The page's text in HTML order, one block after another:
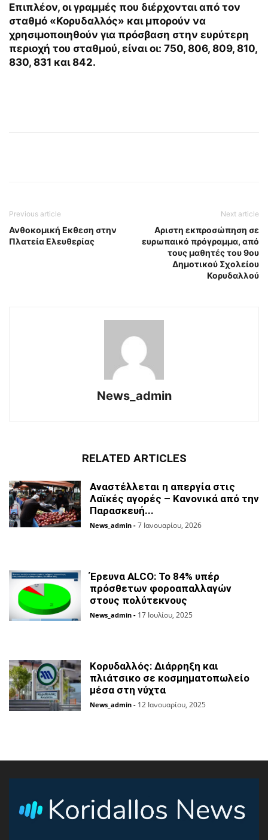
Επιπλέον, οι γραμμές που διέρχονται από τον
σταθμό «Κορυδαλλός» και μπορούν να
χρησιμοποιηθούν για πρόσβαση στην ευρύτερη
περιοχή του σταθμού, είναι οι: 750, 806, 809, 810,
830, 831 και 842.
Previous article
Ανθοκομική Εκθεση στην
Πλατεία Ελευθερίας
Next article
Αριστη εκπροσώπηση σε
ευρωπαικό πρόγραμμα, από
τους μαθητές του 9ου
Δημοτικού Σχολείου
Κορυδαλλού
News_admin
RELATED ARTICLES
Αναστέλλεται η απεργία στις
Λαϊκές αγορές – Κανονικά από την
Παρασκευή...
News_admin - 7 Ιανουαρίου, 2026
Έρευνα ALCO: Το 84% υπέρ
πρόσθετων φοροαπαλλαγών
στους πολύτεκνους
News_admin - 17 Ιουλίου, 2025
Κορυδαλλός: Διάρρηξη και
πλιάτσικο σε κοσμηματοπωλείο
μέσα στη νύχτα
News_admin - 12 Ιανουαρίου, 2025